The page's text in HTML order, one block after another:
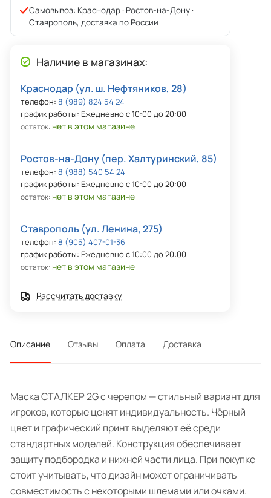
Самовывоз: Краснодар · Ростов-на-Дону ·
Ставрополь, доставка по России
Наличие в магазинах:
Краснодар (ул. ш. Нефтяников, 28)
телефон: 8 (989) 824 54 24
график работы: Ежедневно с 10:00 до 20:00
остаток: нет в этом магазине
Ростов-на-Дону (пер. Халтуринский, 85)
телефон: 8 (988) 540 54 24
график работы: Ежедневно с 10:00 до 20:00
остаток: нет в этом магазине
Ставрополь (ул. Ленина, 275)
телефон: 8 (905) 407-01-36
график работы: Ежедневно с 10:00 до 20:00
остаток: нет в этом магазине
Рассчитать доставку
Описание Отзывы Оплата Доставка
Маска СТАЛКЕР 2G с черепом — стильный вариант для
игроков, которые ценят индивидуальность. Чёрный
цвет и графический принт выделяют её среди
стандартных моделей. Конструкция обеспечивает
защиту подбородка и нижней части лица. При покупке
стоит учитывать, что дизайн может ограничивать
совместимость с некоторыми шлемами или очками.